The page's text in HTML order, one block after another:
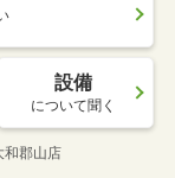
設備
について聞く
郡山店